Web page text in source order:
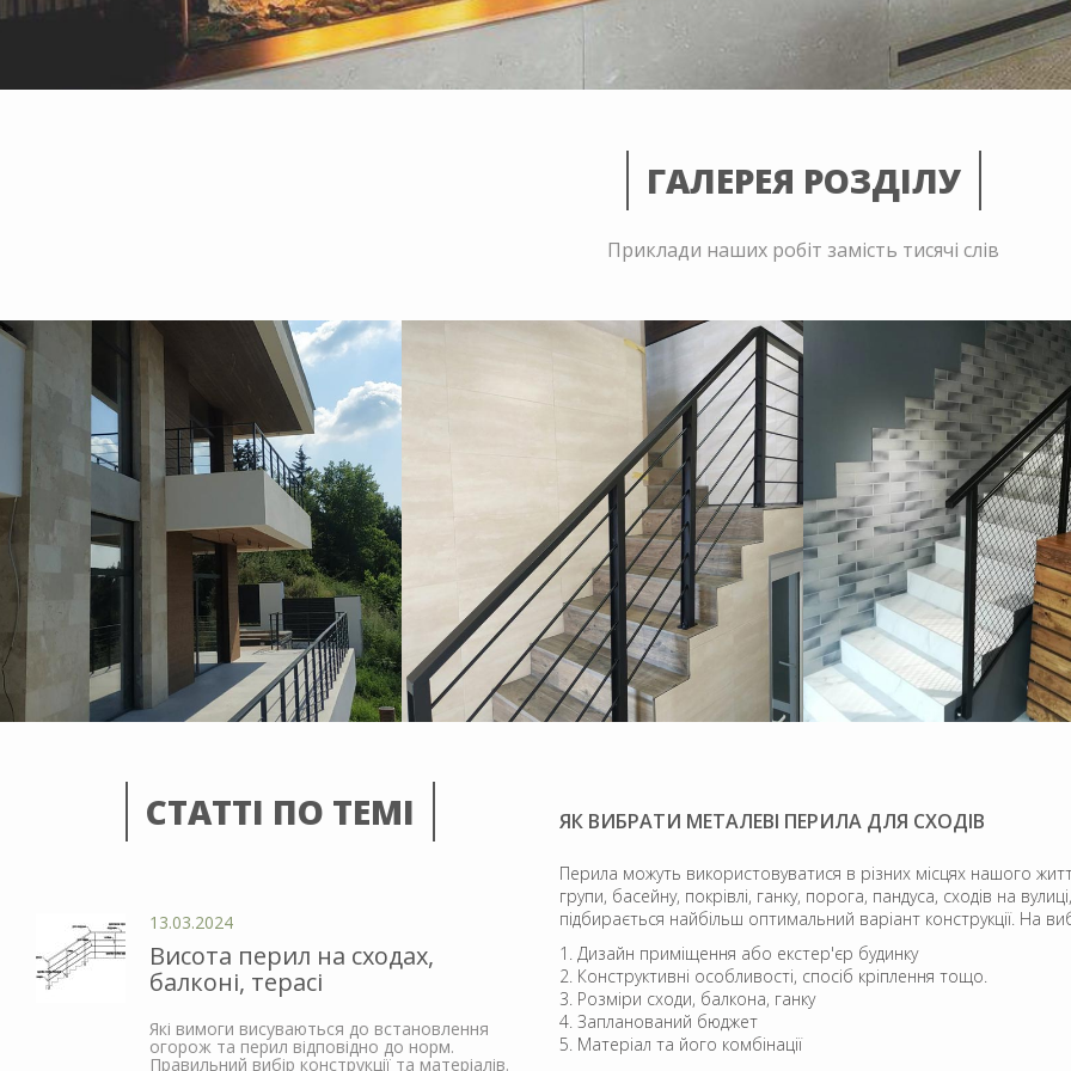
ГАЛЕРЕЯ РОЗДІЛУ
Приклади наших робіт замість тисячі слів
СТАТТІ ПО ТЕМІ
13.03.2024
Висота перил на сходах,
балконі, терасі
Які вимоги висуваються до встановлення
огорож та перил відповідно до норм.
Правильний вибір конструкції та матеріалів.
ЯК ВИБРАТИ МЕТАЛЕВІ ПЕРИЛА ДЛЯ СХОДІВ
Перила можуть використовуватися в різних місцях нашого
групи, басейну, покрівлі, ганку, порога, пандуса, сходів на
підбирається найбільш оптимальний варіант конструкції. На
Дизайн приміщення або екстер'єр будинку
Конструктивні особливості, спосіб кріплення тощо.
Розміри сходи, балкона, ганку
Запланований бюджет
Матеріал та його комбінації